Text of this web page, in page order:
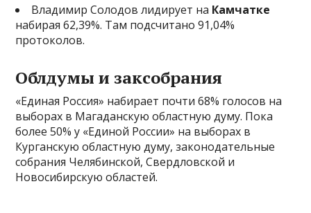
Владимир Солодов лидирует на Камчатке
набирая 62,39%. Там подсчитано 91,04%
протоколов.
Облдумы и заксобрания
«Единая Россия» набирает почти 68% голосов на
выборах в Магаданскую областную думу. Пока
более 50% у «Единой России» на выборах в
Курганскую областную думу, законодательные
собрания Челябинской, Свердловской и
Новосибирскую областей.